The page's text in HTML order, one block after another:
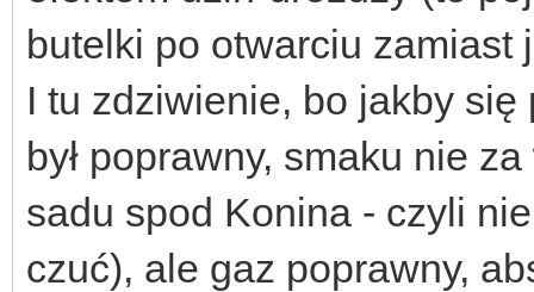
butelki po otwarciu zamiast
I tu zdziwienie, bo jakby
był poprawny, smaku nie
sadu spod Konina - czyli
czuć), ale gaz poprawny,